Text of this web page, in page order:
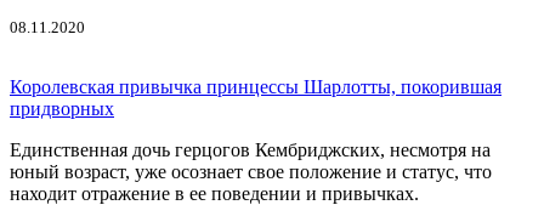
08.11.2020
Королевская привычка принцессы Шарлотты, покорившая
придворных
Единственная дочь герцогов Кембриджских, несмотря на
юный возраст, уже осознает свое положение и статус, что
находит отражение в ее поведении и привычках.